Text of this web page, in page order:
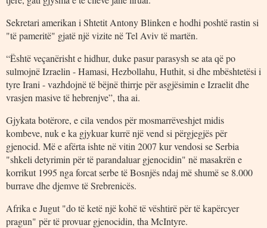
Sekretari amerikan i Shtetit Antony Blinken e hodhi poshtë rastin si
"të pameritë" gjatë një vizite në Tel Aviv të martën.
“Është veçanërisht e hidhur, duke pasur parasysh se ata që po
sulmojnë Izraelin - Hamasi, Hezbollahu, Huthit, si dhe mbështetësi i
tyre Irani - vazhdojnë të bëjnë thirrje për asgjësimin e Izraelit dhe
vrasjen masive të hebrenjve”, tha ai.
Gjykata botërore, e cila vendos për mosmarrëveshjet midis
kombeve, nuk e ka gjykuar kurrë një vend si përgjegjës për
gjenocid. Më e afërta ishte në vitin 2007 kur vendosi se Serbia
"shkeli detyrimin për të parandaluar gjenocidin" në masakrën e
korrikut 1995 nga forcat serbe të Bosnjës ndaj më shumë se 8.000
burrave dhe djemve të Srebrenicës.
Afrika e Jugut "do të ketë një kohë të vështirë për të kapërcyer
pragun" për të provuar gjenocidin, tha McIntyre.